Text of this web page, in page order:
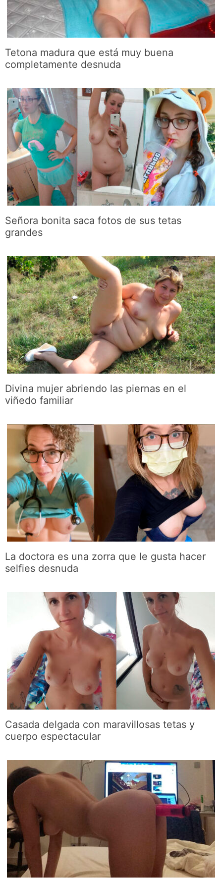
Tetona madura que está muy buena
completamente desnuda
Señora bonita saca fotos de sus tetas
grandes
Divina mujer abriendo las piernas en el
viñedo familiar
La doctora es una zorra que le gusta hacer
selfies desnuda
Casada delgada con maravillosas tetas y
cuerpo espectacular